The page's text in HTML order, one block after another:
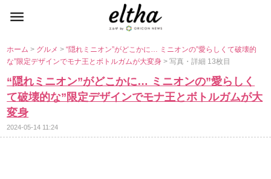
ホーム> グルメ>“隠れミニオン”がどこかに… ミニオンの”愛らしくて破壊的
な”限定デザインでモナ王とボトルガムが大変身> 写真・詳細 13枚目
“隠れミニオン”がどこかに… ミニオンの”愛らしく
て破壊的な”限定デザインでモナ王とボトルガムが大
変身
2024-05-14 11:24